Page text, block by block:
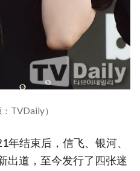
TVDaily）
年结束后，信飞、银河、
出道，至今发行了四张迷